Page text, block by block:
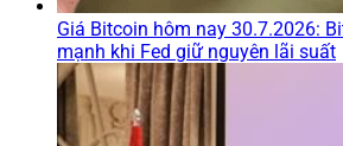
Giá Bitcoin hôm nay 30.7.2026:
mạnh khi Fed giữ nguyên lãi suất